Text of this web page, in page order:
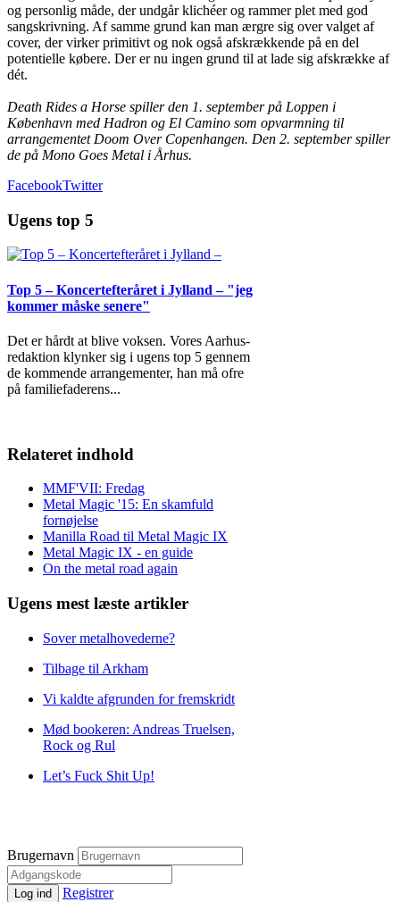
og personlig måde, der undgår klichéer og rammer plet med god
sangskrivning. Af samme grund kan man ærgre sig over valget af
cover, der virker primitivt og nok også afskrækkende på en del
potentielle købere. Der er nu ingen grund til at lade sig afskrække af
dét.
Death Rides a Horse spiller den 1. september på Loppen i
København med Hadron og El Camino som opvarmning til
arrangementet Doom Over Copenhangen. Den 2. september spiller
de på Mono Goes Metal i Århus.
FacebookTwitter
Ugens top 5
Top 5 – Koncertefteråret i Jylland – "jeg
kommer måske senere"
Det er hårdt at blive voksen. Vores Aarhus-
redaktion klynker sig i ugens top 5 gennem
de kommende arrangementer, han må ofre
på familiefaderens...
Relateret indhold
MMF'VII: Fredag
Metal Magic '15: En skamfuld
fornøjelse
Manilla Road til Metal Magic IX
Metal Magic IX - en guide
On the metal road again
Ugens mest læste artikler
Sover metalhovederne?
Tilbage til Arkham
Vi kaldte afgrunden for fremskridt
Mød bookeren: Andreas Truelsen,
Rock og Rul
Let’s Fuck Shit Up!
Brugernavn
Log ind
Registrer